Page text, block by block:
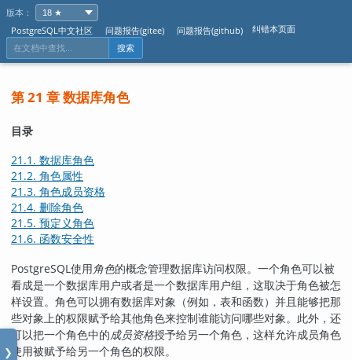
版本：
PostgreSQL中文社区
问题报告(gitee) 问题报告(github) 纠错本页面
搜索
❯
第 21 章 数据库角色
目录
21.1. 数据库角色
21.2. 角色属性
21.3. 角色成员资格
21.4. 删除角色
21.5. 预定义角色
21.6. 函数安全性
PostgreSQL使用角色的概念管理数据库访问权限。一个角色可以被
看成是一个数据库用户或者是一个数据库用户组，这取决于角色被怎
样设置。角色可以拥有数据库对象（例如，表和函数）并且能够把那
些对象上的权限赋予给其他角色来控制谁能访问哪些对象。此外，还
可以把一个角色中的成员资格授予给另一个角色，这样允许成员角色
使用被赋予给另一个角色的权限。